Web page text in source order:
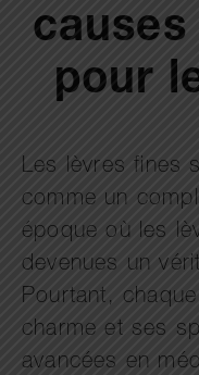
pour
Les lèvres fines
comme un
époque où les
devenues un
Pourtant,
charme et ses
avancées en